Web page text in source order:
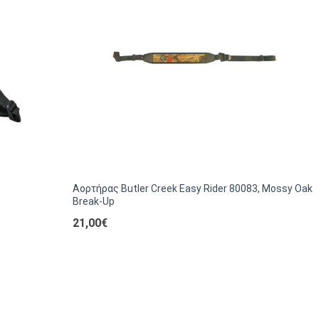
Αορτήρας Butler Creek Easy Rider 80083, Mossy Oak
Break-Up
21,00€